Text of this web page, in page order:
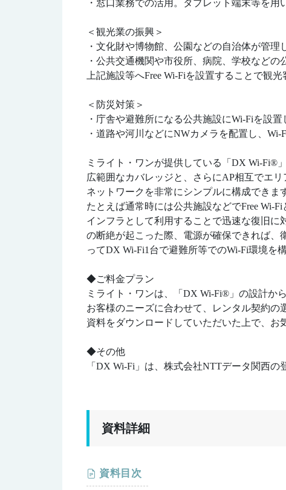
・窓口業務での活用。タブレット端末等を用
＜観光業の振興＞
・文化財や博物館、公園などの自治体が管理
・公共交通機関や市役所、病院、学校などの
上記施設等へFree Wi-Fiを設置することで観
＜防災対策＞
・庁舎や避難所になる公共施設にWi-Fiを設置
・道路や河川などにNWカメラを配置し、Wi-
ミライト・ワンが提供している「DX Wi-Fi®
広範囲なカバレッジと、さらにAP相互でエ
ネットワークを非常にシンプルに構成できま
たとえば通常時には公共施設などでFree Wi-
インフラとして利用することで迅速な復旧
の断絶が起こった際、電源が確保できれば、
ってDX Wi-Fi1台で避難所等でのWi-Fi環境を
◆ご料金プラン
ミライト・ワンは、「DX Wi-Fi®」の設計か
お客様のニーズに合わせて、レンタル契約の
資料をダウンロードしていただいた上で、お
◆その他
「DX Wi-Fi」は、株式会社NTTデータ関西の
資料詳細
資料目次